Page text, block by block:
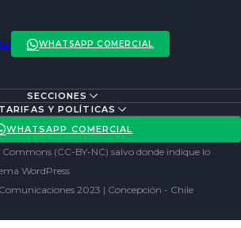
WHATSAPP COMERCIAL
SECCIONES
TARIFAS Y POLÍTICAS
WHATSAPP COMERCIAL
(CC-BY-NC) salvo donde indique lo
WordPress
2023 | Concepción - Chile